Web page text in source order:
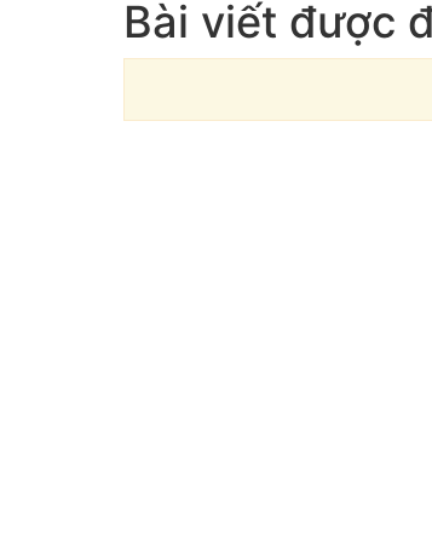
Bài viết được